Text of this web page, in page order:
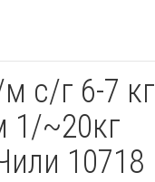
с/г 6-7 кг
1/~20кг
10718